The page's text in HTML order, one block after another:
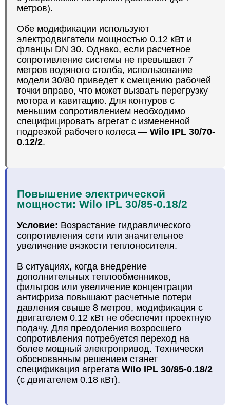
метров).
Обе модификации используют
электродвигатели мощностью 0.12 кВт и
фланцы DN 30. Однако, если расчетное
сопротивление системы не превышает 7
метров водяного столба, использование
модели 30/80 приведет к смещению рабочей
точки вправо, что может вызвать перегрузку
мотора и кавитацию. Для контуров с
меньшим сопротивлением необходимо
специфицировать агрегат с измененной
подрезкой рабочего колеса — Wilo IPL 30/70-
0.12/2.
Повышение электрической
мощности: Wilo IPL 30/85-0.18/2
Условие: Возрастание гидравлического
сопротивления сети или значительное
увеличение вязкости теплоносителя.
В ситуациях, когда внедрение
дополнительных теплообменников,
фильтров или увеличение концентрации
антифриза повышают расчетные потери
давления свыше 8 метров, модификация с
двигателем 0.12 кВт не обеспечит проектную
подачу. Для преодоления возросшего
сопротивления потребуется переход на
более мощный электропривод. Технически
обоснованным решением станет
спецификация агрегата Wilo IPL 30/85-0.18/2
(с двигателем 0.18 кВт).